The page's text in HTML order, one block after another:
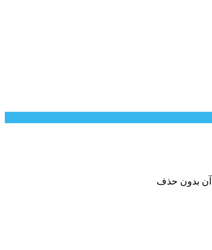
آن بدون حذف